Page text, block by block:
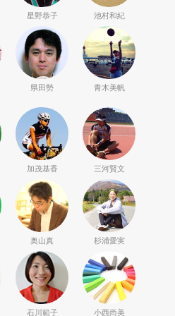
星野恭子 池村和紀
県田勢 青木美帆
加茂基香 三河賢文
奥山真 杉浦愛実
石川範子 小西尚美